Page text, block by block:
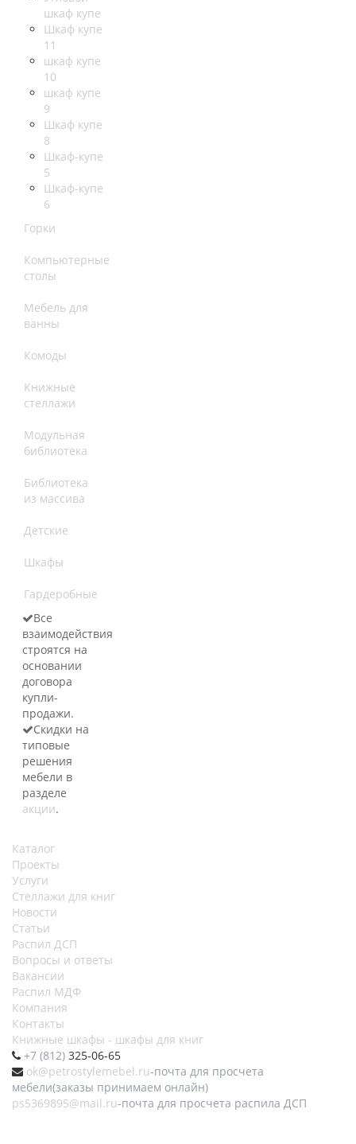
шкаф купе
Шкаф купе
11
шкаф купе
10
шкаф купе
9
Шкаф купе
8
Шкаф-купе
5
Шкаф-купе
6
Горки
Компьютерные
столы
Мебель для
ванны
Комоды
Книжные
стеллажи
Модульная
библиотека
Библиотека
из массива
Детские
Шкафы
Гардеробные
Все
взаимодействия
строятся на
основании
договора
купли-
продажи.
Скидки на
типовые
решения
мебели в
разделе
акции.
Каталог
Проекты
Услуги
Стеллажи для книг
Новости
Статьи
Распил ДСП
Вопросы и ответы
Вакансии
Распил МДФ
Компания
Контакты
Книжные шкафы - шкафы для книг
+7 (812) 325-06-65
ok@petrostylemebel.ru-почта для просчета
мебели(заказы принимаем онлайн)
ps5369895@mail.ru-почта для просчета распила ДСП